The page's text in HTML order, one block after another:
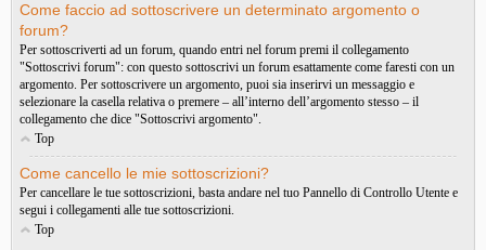
Come faccio ad sottoscrivere un determinato argomento o
forum?
Per sottoscriverti ad un forum, quando entri nel forum premi il collegamento
"Sottoscrivi forum": con questo sottoscrivi un forum esattamente come faresti con un
argomento. Per sottoscrivere un argomento, puoi sia inserirvi un messaggio e
selezionare la casella relativa o premere – all’interno dell’argomento stesso – il
collegamento che dice "Sottoscrivi argomento".
Top
Come cancello le mie sottoscrizioni?
Per cancellare le tue sottoscrizioni, basta andare nel tuo Pannello di Controllo Utente e
segui i collegamenti alle tue sottoscrizioni.
Top